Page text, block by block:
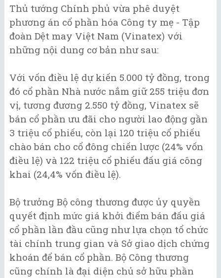
Thủ tướng Chính phủ vừa phê duyệt
phương án cổ phần hóa Công ty mẹ - Tập
đoàn Dệt may Việt Nam (Vinatex) với
những nội dung cơ bản như sau:
Với vốn điều lệ dự kiến 5.000 tỷ đồng, trong
đó cổ phần Nhà nước nắm giữ 255 triệu đơn
vị, tương đương 2.550 tỷ đồng, Vinatex sẽ
bán cổ phần ưu đãi cho người lao động gần
3 triệu cổ phiếu, còn lại 120 triệu cổ phiếu
chào bán cho cổ đông chiến lược (24% vốn
điều lệ) và 122 triệu cổ phiếu đấu giá công
khai (24,4% vốn điều lệ).
Bộ trưởng Bộ công thương được ủy quyền
quyết định mức giá khởi điểm bán đấu giá
cổ phần lần đầu cũng như lựa chọn tổ chức
tài chính trung gian và Sở giao dịch chứng
khoán để bán cổ phần. Bộ Công thương
cũng chính là đại diện chủ sở hữu phần